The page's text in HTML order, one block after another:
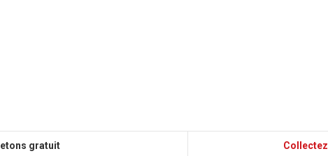
gratuit Collectez